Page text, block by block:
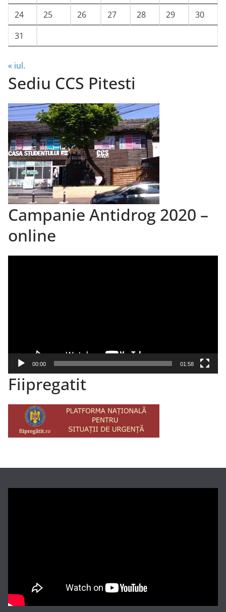
24
25 26 27 28 29
30
31
« iul.
Sediu CCS Pitesti
Campanie Antidrog 2020 –
online
00:00 01:58
Fiipregatit